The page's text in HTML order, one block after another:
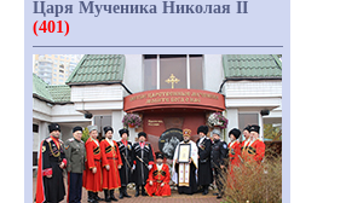
Царя Мученика Николая II
(401)